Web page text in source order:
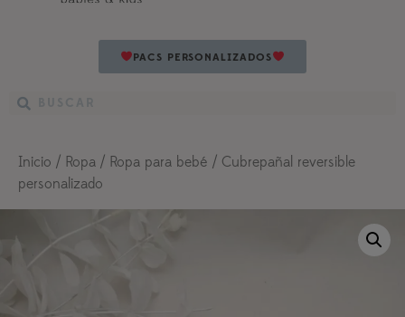
PACS PERSONALIZADOS
Inicio / Ropa / Ropa para bebé / Cubrepañal reversible
personalizado